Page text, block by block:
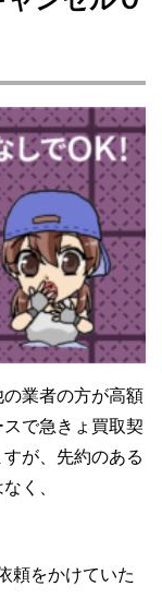
の業者の方が高額
で急きょ買取契
が、先約のある
く、
頼をかけていた